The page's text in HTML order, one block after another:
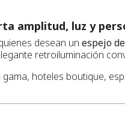
amplitud, luz y
desean un espejo
retroiluminación
hoteles boutique,